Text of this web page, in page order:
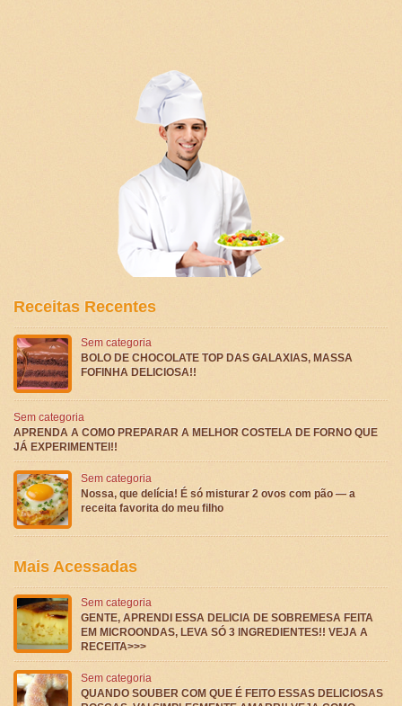
Receitas Recentes
Sem categoria
BOLO DE CHOCOLATE TOP DAS GALAXIAS, MASSA
FOFINHA DELICIOSA!!
Sem categoria
APRENDA A COMO PREPARAR A MELHOR COSTELA DE FORNO QUE
JÁ EXPERIMENTEI!!
Sem categoria
Nossa, que delícia! É só misturar 2 ovos com pão — a
receita favorita do meu filho
Mais Acessadas
Sem categoria
GENTE, APRENDI ESSA DELICIA DE SOBREMESA FEITA
EM MICROONDAS, LEVA SÓ 3 INGREDIENTES!! VEJA A
RECEITA>>>
Sem categoria
QUANDO SOUBER COM QUE É FEITO ESSAS DELICIOSAS